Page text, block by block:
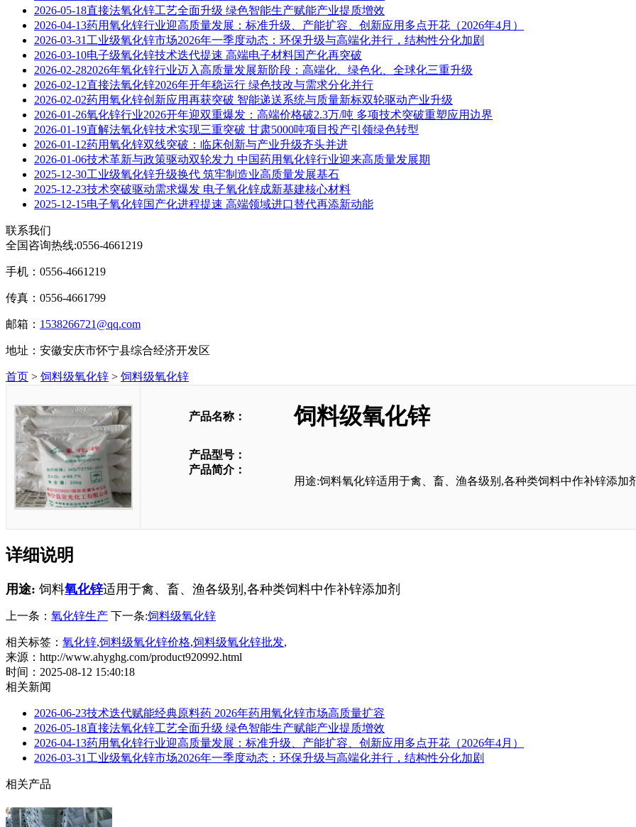
2026-05-18直接法氧化锌工艺全面升级 绿色智能生产赋能产业提质增效
2026-04-13药用氧化锌行业迎高质量发展：标准升级、产能扩容、创新应用多点开花（2026年4月）
2026-03-31 工业级氧化锌市场2026年一季度动态：环保升级与高端化并行，结构性分化加剧
2026-03-10电子级氧化锌技术迭代提速 高端电子材料国产化再突破
2026-02-282026年氧化锌行业迈入高质量发展新阶段：高端化、绿色化、全球化三重升级
2026-02-12直接法氧化锌2026年开年稳运行 绿色技改与需求分化并行
2026-02-02药用氧化锌创新应用再获突破 智能递送系统与质量新标双轮驱动产业升级
2026-01-26氧化锌行业2026开年迎双重爆发：高端价格破2.3万/吨 多项技术突破重塑应用边界
2026-01-19直解法氧化锌技术实现三重突破 甘肃5000吨项目投产引领绿色转型
2026-01-12药用氧化锌双线突破：临床创新与产业升级齐头并进
2026-01-06技术革新与政策驱动双轮发力 中国药用氧化锌行业迎来高质量发展期
2025-12-30工业级氧化锌升级换代 筑牢制造业高质量发展基石
2025-12-23技术突破驱动需求爆发 电子氧化锌成新基建核心材料
2025-12-15电子氧化锌国产化进程提速 高端领域进口替代再添新动能
联系我们
全国咨询热线:0556-4661219
手机：0556-4661219
传真：0556-4661799
邮箱： 1538266721@qq.com
地址：安徽安庆市怀宁县综合经济开发区
首页 > 饲料级氧化锌 > 饲料级氧化锌
产品名称： 饲料级氧化锌
产品型号：
产品简介：
用途:饲料氧化锌适用于禽、畜、渔各级别,各种类饲料中作补锌添加
详细说明
用途: 饲料氧化锌适用于禽、畜、渔各级别 ,各种类饲料中作补锌添加剂
上一条： 氧化锌生产 下一条:饲料级氧化锌
相关标签： 氧化锌,饲料级氧化锌价格,饲料级氧化锌批发,
来源：http://www.ahyghg.com/product920992.html
时间：2025-08-12 15:40:18
相关新闻
2026-06-23技术迭代赋能经典原料药 2026年药用氧化锌市场高质量扩容
2026-05-18直接法氧化锌工艺全面升级 绿色智能生产赋能产业提质增效
2026-04-13药用氧化锌行业迎高质量发展：标准升级、产能扩容、创新应用多点开花（2026年4月）
2026-03-31 工业级氧化锌市场2026年一季度动态：环保升级与高端化并行，结构性分化加剧
相关产品